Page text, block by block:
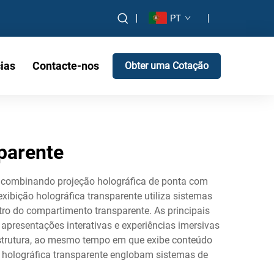
PT
Contacte-nos Obter uma Cotação
projeção holográfica de ponta com
holográfica transparente utiliza sistemas
do compartimento transparente. As principais
interativas e experiências imersivas
ao mesmo tempo em que exibe conteúdo
transparente englobam sistemas de